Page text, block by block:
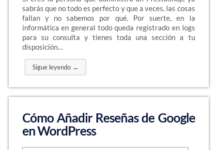
sabrás que no todo es perfecto y que a veces, las cosas
fallan y no sabemos por qué. Por suerte, en la
informática en general todo queda registrado en logs
para su consulta y tienes toda una sección a tu
disposición…
Sigue leyendo →
Cómo Añadir Reseñas de Google
en WordPress